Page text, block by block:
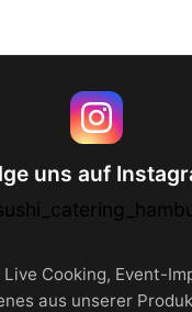
uns auf
Cooking, Event-
aus unserer